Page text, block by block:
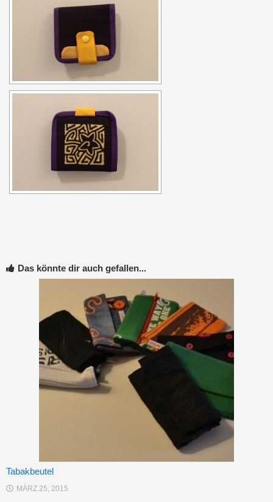
Das könnte dir auch gefallen...
Tabakbeutel
MÄRZ 25, 2015